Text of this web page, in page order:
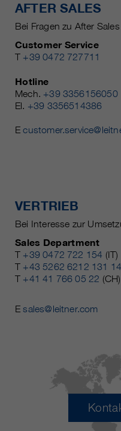
AFTER SALES
Bei Fragen zu After
Customer Service
T +39 0472 727711
Hotline
Mech. +39 3356156050
El. +39 3356514386
E
VERTRIEB
Bei Interesse zur
Sales Department
T +39 0472 722 154 (IT)
T +43 5262 6212 131 14
T +41 41 766 05 22 (CH)
Esales@leitner.com